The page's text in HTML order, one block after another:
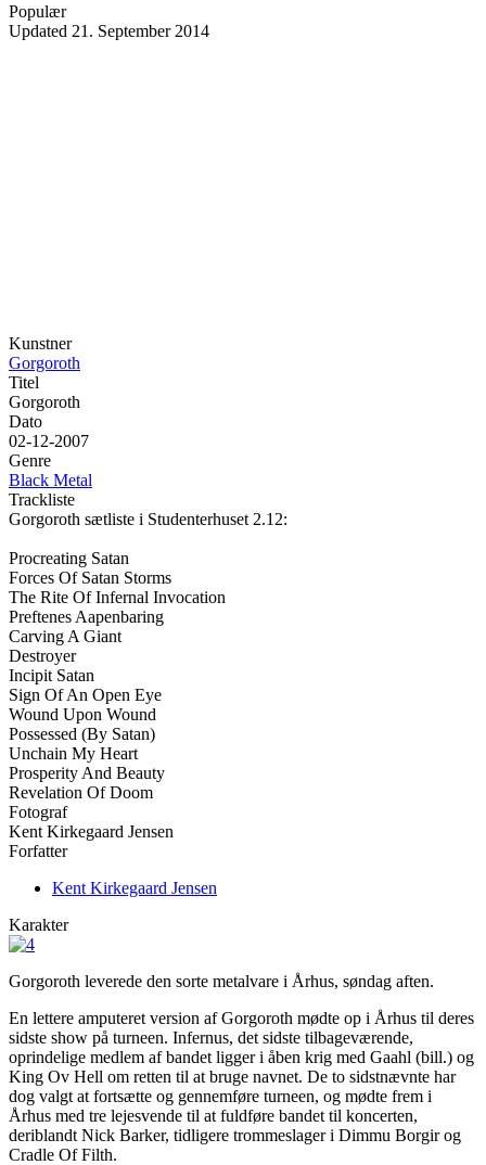
Populær
Updated 21. September 2014
Kunstner
Gorgoroth
Titel
Gorgoroth
Dato
02-12-2007
Genre
Black Metal
Trackliste
Gorgoroth sætliste i Studenterhuset 2.12:
Procreating Satan
Forces Of Satan Storms
The Rite Of Infernal Invocation
Preftenes Aapenbaring
Carving A Giant
Destroyer
Incipit Satan
Sign Of An Open Eye
Wound Upon Wound
Possessed (By Satan)
Unchain My Heart
Prosperity And Beauty
Revelation Of Doom
Fotograf
Kent Kirkegaard Jensen
Forfatter
Kent Kirkegaard Jensen
Karakter
Gorgoroth leverede den sorte metalvare i Århus, søndag aften.
En lettere amputeret version af Gorgoroth mødte op i Århus til deres
sidste show på turneen. Infernus, det sidste tilbageværende,
oprindelige medlem af bandet ligger i åben krig med Gaahl (bill.) og
King Ov Hell om retten til at bruge navnet. De to sidstnævnte har
dog valgt at fortsætte og gennemføre turneen, og mødte frem i
Århus med tre lejesvende til at fuldføre bandet til koncerten,
deriblandt Nick Barker, tidligere trommeslager i Dimmu Borgir og
Cradle Of Filth.